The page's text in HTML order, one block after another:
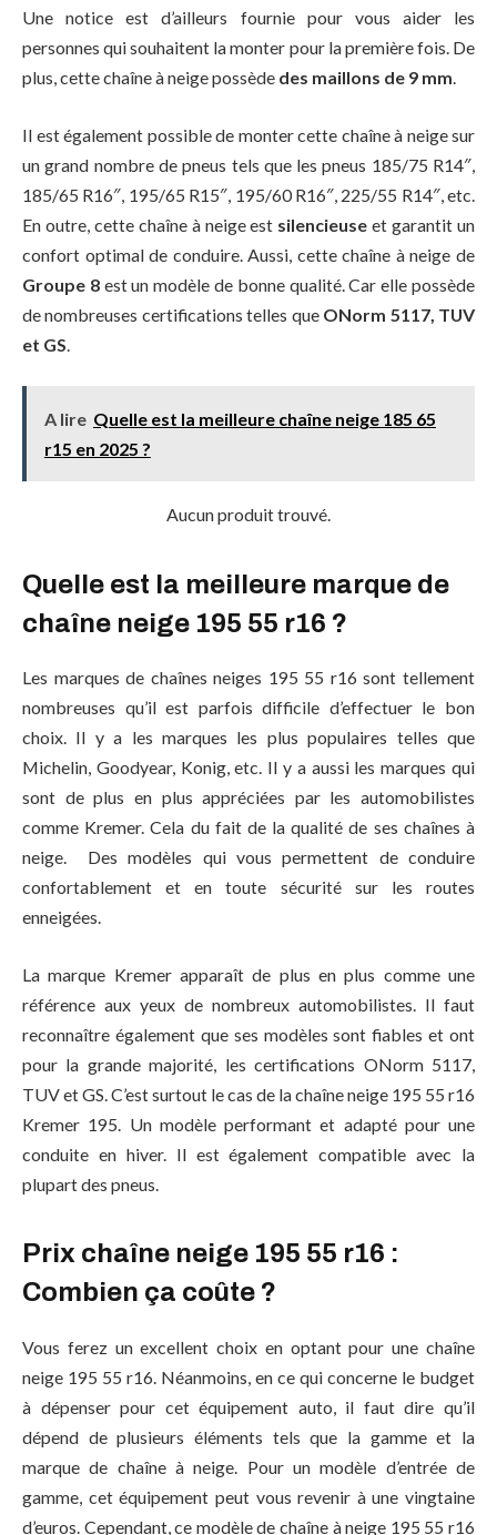
Une notice est d’ailleurs fournie pour vous aider les
personnes qui souhaitent la monter pour la première fois. De
plus, cette chaîne à neige possède des maillons de 9 mm.
Il est également possible de monter cette chaîne à neige sur
un grand nombre de pneus tels que les pneus 185/75 R14″,
185/65 R16″, 195/65 R15″, 195/60 R16″, 225/55 R14″, etc.
En outre, cette chaîne à neige est silencieuse et garantit un
confort optimal de conduire. Aussi, cette chaîne à neige de
Groupe 8est un modèle de bonne qualité. Car elle possède
de nombreuses certifications telles que ONorm 5117, TUV
et GS.
A lire Quelle est la meilleure chaîne neige 185 65
r15 en 2025 ?
Aucun produit trouvé.
Quelle est la meilleure marque de
chaîne neige 195 55 r16 ?
Les marques de chaînes neiges 195 55 r16 sont tellement
nombreuses qu’il est parfois difficile d’effectuer le bon
choix. Il y a les marques les plus populaires telles que
Michelin, Goodyear, Konig, etc. Il y a aussi les marques qui
sont de plus en plus appréciées par les automobilistes
comme Kremer. Cela du fait de la qualité de ses chaînes à
neige. Des modèles qui vous permettent de conduire
confortablement et en toute sécurité sur les routes
enneigées.
La marque Kremer apparaît de plus en plus comme une
référence aux yeux de nombreux automobilistes. Il faut
reconnaître également que ses modèles sont fiables et ont
pour la grande majorité, les certifications ONorm 5117,
TUV et GS. C’est surtout le cas de la chaîne neige 195 55 r16
Kremer 195. Un modèle performant et adapté pour une
conduite en hiver. Il est également compatible avec la
plupart des pneus.
Prix chaîne neige 195 55 r16 :
Combien ça coûte ?
Vous ferez un excellent choix en optant pour une chaîne
neige 195 55 r16. Néanmoins, en ce qui concerne le budget
à dépenser pour cet équipement auto, il faut dire qu’il
dépend de plusieurs éléments tels que la gamme et la
marque de chaîne à neige. Pour un modèle d’entrée de
gamme, cet équipement peut vous revenir à une vingtaine
d’euros. Cependant, ce modèle de chaîne à neige 195 55 r16